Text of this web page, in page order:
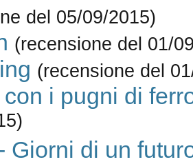
del 05/09/2015)
(recensione del 01/
(recensione del
i pugni di
Giorni di un